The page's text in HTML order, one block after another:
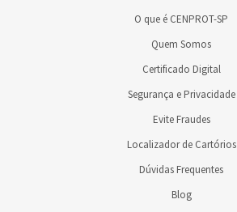
O que é CENPROT-SP
Quem Somos
Certificado Digital
Segurança e Privacidade
Evite Fraudes
Localizador de Cartórios
Dúvidas Frequentes
Blog